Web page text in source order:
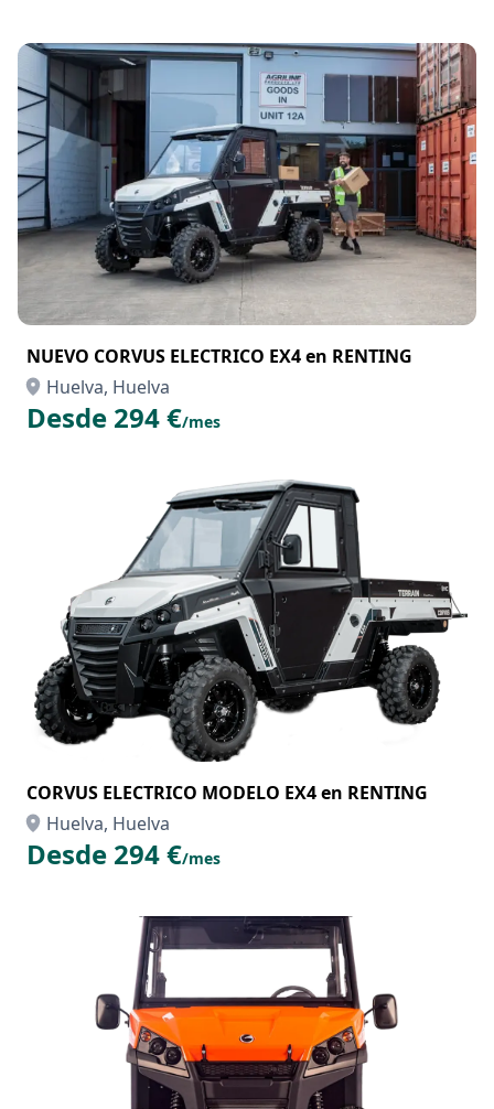
NUEVO CORVUS ELECTRICO EX4 en RENTING
Huelva, Huelva
Desde 294 €/mes
CORVUS ELECTRICO MODELO EX4 en RENTING
Huelva, Huelva
Desde 294 €/mes